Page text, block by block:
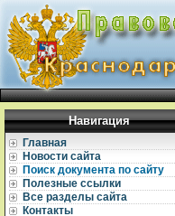
Навигация
Главная
Новости сайта
Поиск документа по сайту
Полезные ссылки
Все разделы сайта
Контакты